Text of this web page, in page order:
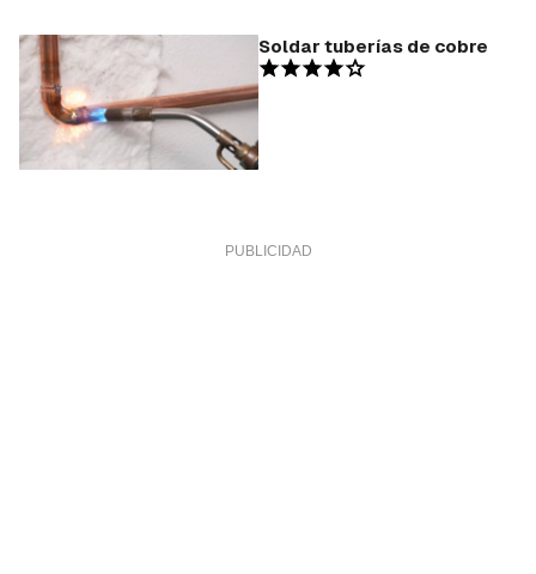
Soldar tuberías de cobre